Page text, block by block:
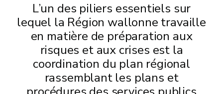
L’un des piliers essentiels sur
lequel la Région wallonne travaille
en matière de préparation aux
risques et aux crises est la
coordination du plan régional
rassemblant les plans et